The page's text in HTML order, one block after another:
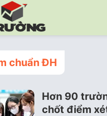
chuẩn ĐH
Hơn 90
chốt điểm